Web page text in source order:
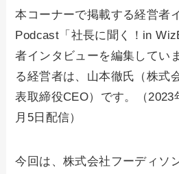
本コーナーで掲載する経営者
Podcast「社長に聞く！in
者インタビューを編集してい
る経営者は、山本徹氏（株
表取締役CEO）です。（
月5日配信）
今回は、株式会社フーディソ